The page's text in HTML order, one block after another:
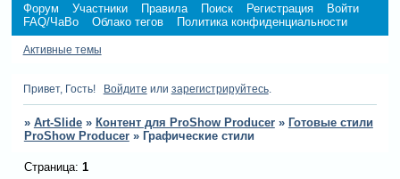
Форум Участники Правила Поиск Регистрация
Войти
FAQ/ЧаВо
Облако тегов Политика конфиденциальности
Активные темы
Привет, Гость! Войдите или зарегистрируйтесь.
» Art-Slide » Контент для ProShow Producer » Готовые стили
ProShow Producer » Графические стили
Страница: 1